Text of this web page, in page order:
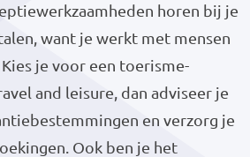
horen bij je
want je werkt met mensen
je voor een toerisme-
and leisure, dan adviseer je
en verzorg je
Ook ben je het